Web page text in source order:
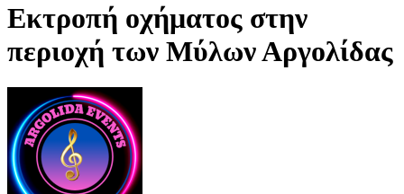
Εκτροπή οχήματος στην
περιοχή των Μύλων Αργολίδας